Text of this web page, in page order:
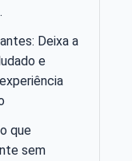
Deixa a
e
que
sem